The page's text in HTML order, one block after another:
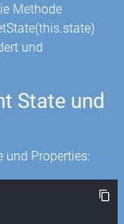
Methode
und
State und
und Properties: